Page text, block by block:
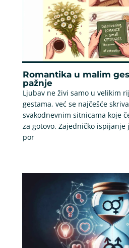
Romantika u malim
pažnje
Ljubav ne živi samo u velikim
gestama, već se najčešće
svakodnevnim sitnicama koje
za gotovo. Zajedničko ispijanje
por